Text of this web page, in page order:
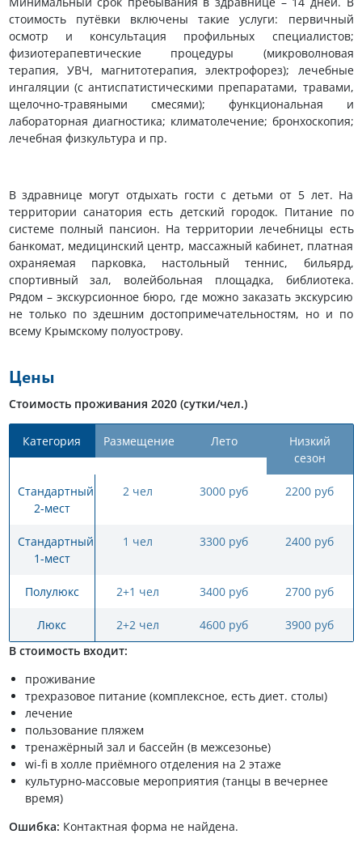
стоимость путёвки включены такие услуги: первичный
осмотр и консультация профильных специалистов;
физиотерапевтические процедуры (микроволновая
терапия, УВЧ, магнитотерапия, электрофорез); лечебные
ингаляции (с антиспатистическими препаратами, травами,
щелочно-травяными смесями); функциональная и
лабораторная диагностика; климатолечение; бронхоскопия;
лечебная физкультура и пр.
В здравнице могут отдыхать гости с детьми от 5 лет. На
территории санатория есть детский городок. Питание по
системе полный пансион. На территории лечебницы есть
банкомат, медицинский центр, массажный кабинет, платная
охраняемая парковка, настольный теннис, бильярд,
спортивный зал, волейбольная площадка, библиотека.
Рядом – экскурсионное бюро, где можно заказать экскурсию
не только по здешним достопримечательностям, но и по
всему Крымскому полуострову.
Цены
Стоимость проживания 2020 (сутки/чел.)
Категория Размещение Лето
Низкий
сезон
Стандартный
2-мест
2 чел 3000 руб 2200 руб
Стандартный
1-мест
1 чел 3300 руб 2400 руб
Полулюкс 2+1 чел 3400 руб 2700 руб
Люкс 2+2 чел 4600 руб
3900 руб
В стоимость входит:
проживание
трехразовое питание (комплексное, есть диет. столы)
лечение
пользование пляжем
тренажёрный зал и бассейн (в межсезонье)
wi-fi в холле приёмного отделения на 2 этаже
культурно-массовые мероприятия (танцы в вечернее
время)
Ошибка: Контактная форма не найдена.